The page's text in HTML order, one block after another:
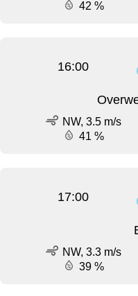
42 %
16:00
NW, 3.5 m/s
41 %
17:00
NW, 3.3 m/s
39 %